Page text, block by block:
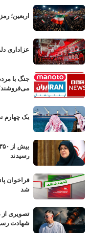
اربعین؛
عزاداری
جنگ با
یک چهارم
رسیدند
شد
تصویری از
شهادت